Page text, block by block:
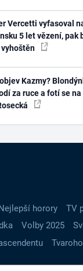
Vercetti vyfasoval
5 let vězení, pak
Kazmy?
za ruce a fotí se
horory TV
Volby 2025